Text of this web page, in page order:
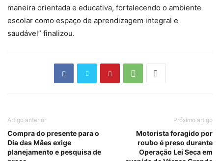
maneira orientada e educativa, fortalecendo o ambiente
escolar como espaço de aprendizagem integral e
saudável” finalizou.
Artigo anterior
Compra do presente para o
Dia das Mães exige
planejamento e pesquisa de
Próximo artigo
Motorista foragido por
roubo é preso durante
Operação Lei Seca em